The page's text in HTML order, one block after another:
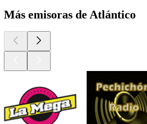
Más emisoras de Atlántico